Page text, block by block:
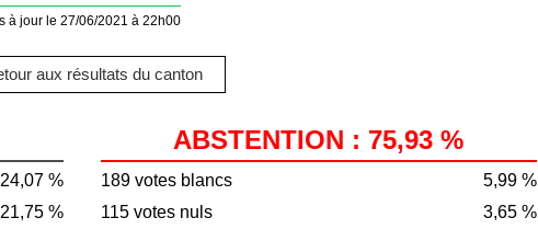
à jour le 27/06/2021 à 22h00
aux résultats du canton
24,07 %
21,75 %
ABSTENTION : 75,93 %
189 votes blancs
5,99 %
115 votes nuls
3,65 %